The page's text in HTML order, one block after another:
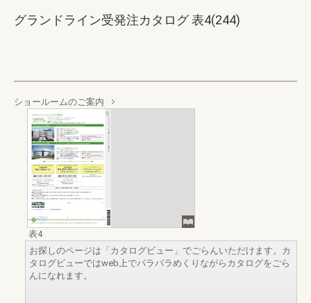
グランドライン受発注カタログ 表4(244)
ショールームのご案内
表4
お探しのページは「カタログビュー」でごらんいただけます。カ
タログビューではweb上でパラパラめくりながらカタログをごら
んになれます。